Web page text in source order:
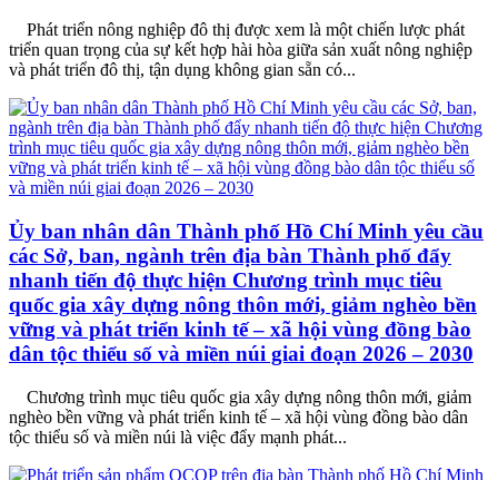
Phát triển nông nghiệp đô thị được xem là một chiến lược phát
triển quan trọng của sự kết hợp hài hòa giữa sản xuất nông nghiệp
và phát triển đô thị, tận dụng không gian sẵn có...
Ủy ban nhân dân Thành phố Hồ Chí Minh yêu cầu
các Sở, ban, ngành trên địa bàn Thành phố đẩy
nhanh tiến độ thực hiện Chương trình mục tiêu
quốc gia xây dựng nông thôn mới, giảm nghèo bền
vững và phát triển kinh tế – xã hội vùng đồng bào
dân tộc thiểu số và miền núi giai đoạn 2026 – 2030
Chương trình mục tiêu quốc gia xây dựng nông thôn mới, giảm
nghèo bền vững và phát triển kinh tế – xã hội vùng đồng bào dân
tộc thiểu số và miền núi là việc đẩy mạnh phát...